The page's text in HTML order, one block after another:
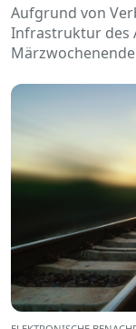
Aufgrund von
Infrastruktur des